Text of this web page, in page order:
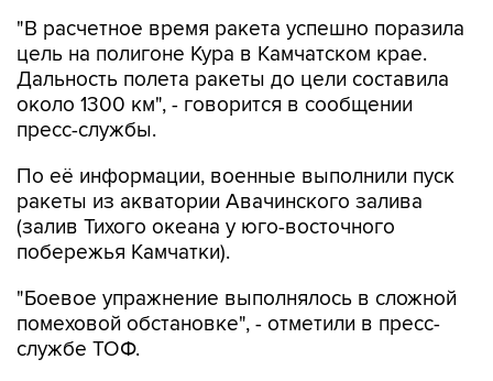
"В расчетное время ракета успешно поразила
цель на полигоне Кура в Камчатском крае.
Дальность полета ракеты до цели составила
около 1300 км", - говорится в сообщении
пресс-службы.
По её информации, военные выполнили пуск
ракеты из акватории Авачинского залива
(залив Тихого океана у юго-восточного
побережья Камчатки).
"Боевое упражнение выполнялось в сложной
помеховой обстановке", - отметили в пресс-
службе ТОФ.